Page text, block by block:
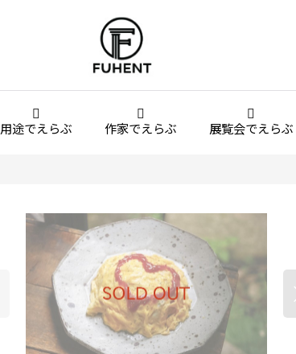
用途でえらぶ 作家でえらぶ 展覧会でえらぶ